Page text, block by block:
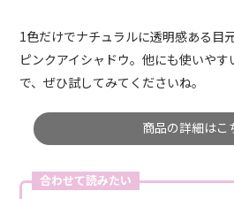
1色だけでナチュラルに透明感ある目
ピンクアイシャドウ。他にも使いや
で、ぜひ試してみてくださいね。
商品の詳細はこ
合わせて読みたい